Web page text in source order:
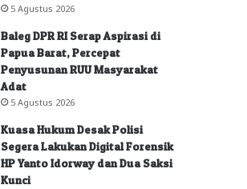
5 Agustus 2026
Baleg DPR RI Serap Aspirasi di
Papua Barat, Percepat
Penyusunan RUU Masyarakat
Adat
5 Agustus 2026
Kuasa Hukum Desak Polisi
Segera Lakukan Digital Forensik
HP Yanto Idorway dan Dua Saksi
Kunci